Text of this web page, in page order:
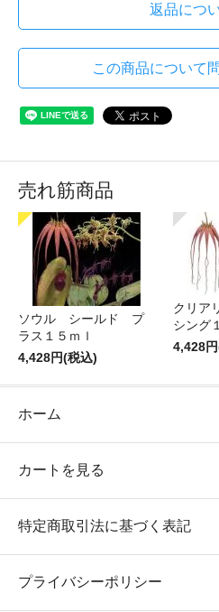
返品につ
この商品について
売れ筋商品
ソウル シールド プ
ラス１５ｍｌ
4,428円(税込)
クリア
シング
4,428
ホーム
カートを見る
特定商取引法に基づく表記
プライバシーポリシー